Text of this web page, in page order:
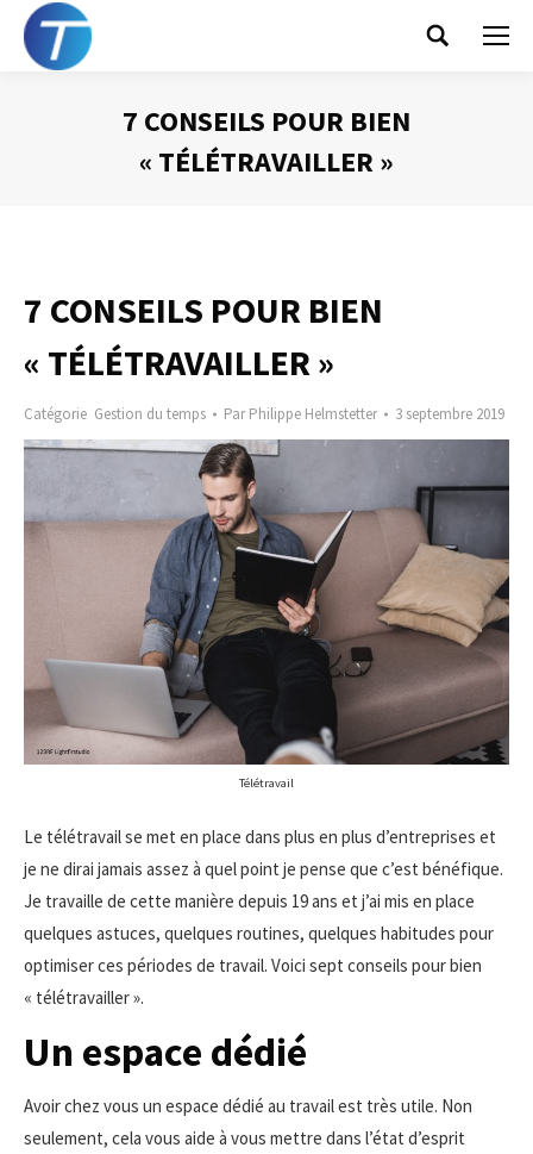
Search:
7 CONSEILS POUR BIEN
« TÉLÉTRAVAILLER »
7 CONSEILS POUR BIEN
« TÉLÉTRAVAILLER »
Catégorie Gestion du temps ParPhilippe Helmstetter 3 septembre 2019
Télétravail
Le télétravail se met en place dans plus en plus d’entreprises et
je ne dirai jamais assez à quel point je pense que c’est bénéfique.
Je travaille de cette manière depuis 19 ans et j’ai mis en place
quelques astuces, quelques routines, quelques habitudes pour
optimiser ces périodes de travail. Voici sept conseils pour bien
« télétravailler ».
Un espace dédié
Avoir chez vous un espace dédié au travail est très utile. Non
seulement, cela vous aide à vous mettre dans l’état d’esprit